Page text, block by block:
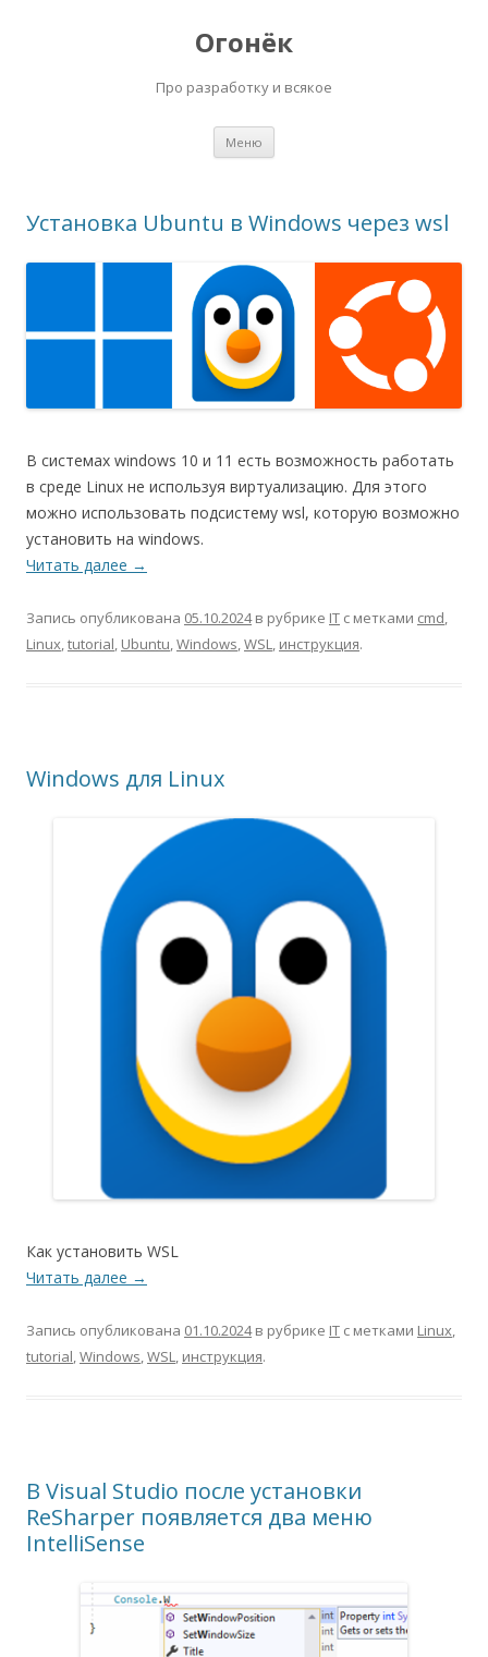
Огонёк
Про разработку и всякое
Меню
Установка Ubuntu в Windows через wsl
В системах windows 10 и 11 есть возможность работать
в среде Linux не используя виртуализацию. Для этого
можно использовать подсистему wsl, которую возможно
установить на windows.
Читать далее →
Запись опубликована 05.10.2024в рубрике IT с метками cmd,
Linux,tutorial, Ubuntu,Windows,WSL, инструкция.
Windows для Linux
Как установить WSL
Читать далее →
Запись опубликована 01.10.2024в рубрике IT с метками Linux,
tutorial,Windows,WSL, инструкция.
В Visual Studio после установки
ReSharper появляется два меню
IntelliSense